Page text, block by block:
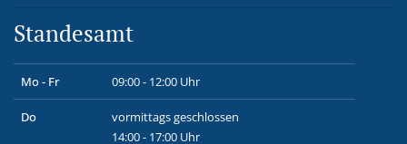
Standesamt
Mo - Fr 09:00 - 12:00 Uhr
Do
vormittags geschlossen
14:00 - 17:00 Uhr